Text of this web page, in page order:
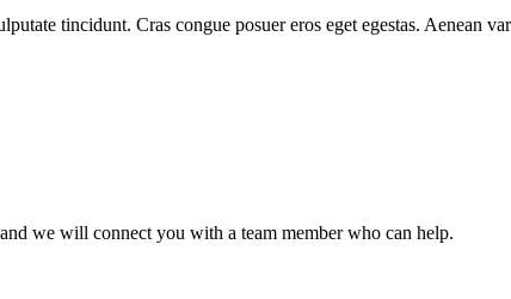
tincidunt. Cras congue posuer eros eget egestas. Aenean
we will connect you with a team member who can help.